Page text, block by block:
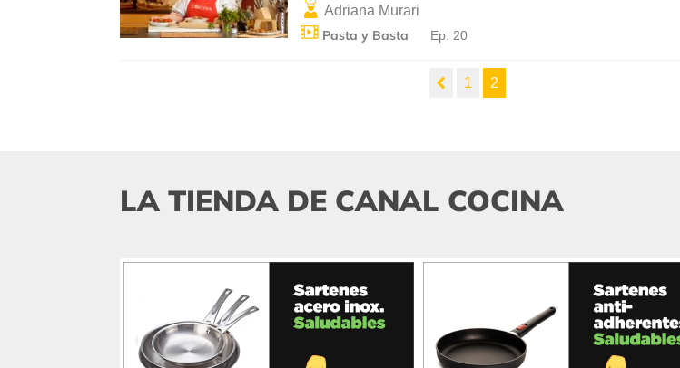
Adriana Murari
Pasta y Basta Ep: 20
1 2
LA TIENDA DE CANAL COCINA